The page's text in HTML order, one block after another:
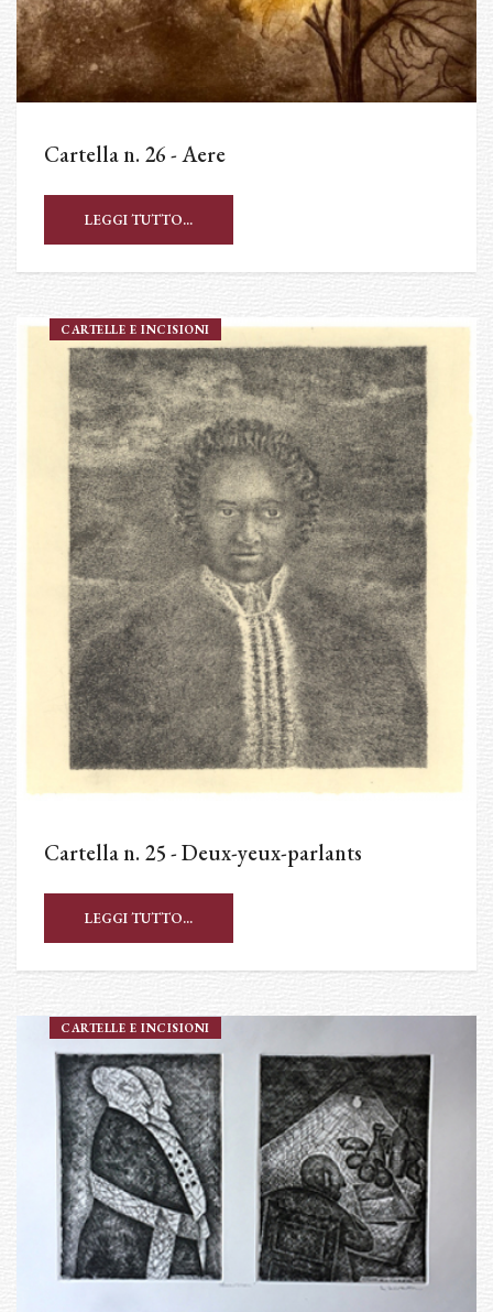
Cartella n. 26 - Aere
LEGGI TUTTO...
CARTELLE E INCISIONI
Cartella n. 25 - Deux-yeux-parlants
LEGGI TUTTO...
CARTELLE E INCISIONI